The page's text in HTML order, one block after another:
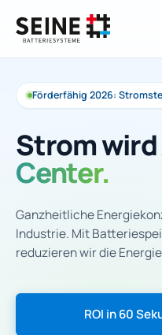
Förderfähig 2026:
Strom wird
Center.
Ganzheitliche
Industrie. Mit
reduzieren wir die
zum Service.
ROI in 60